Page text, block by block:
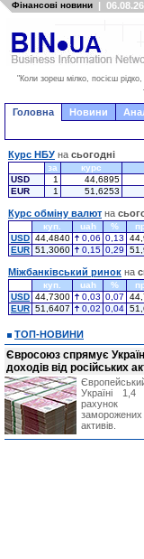
Фінансові новини | 06.08.26
"Коли зореш мілко, посієш
Головна Новини
Курс НБУ на сьогодні
за курс
USD
1 44,6895
EUR
1 51,6253
Курс обміну валют на
куп. uah %
USD 44,4840 0,06 0,13
EUR 51,3060 0,15 0,29
Міжбанківський ринок на
куп. uah %
USD 44,7300 0,03 0,07
EUR 51,6407 0,02 0,04
ТОП-НОВИНИ
Євросоюз спрямує
доходів від російських
Україні
рахунок
активів.